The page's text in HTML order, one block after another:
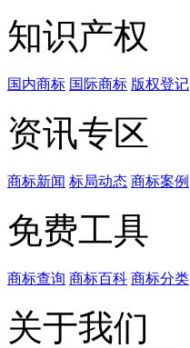
知识产权
国内商标 国际商标 版权登记
资讯专区
商标新闻 标局动态 商标案例
免费工具
商标查询 商标百科 商标分类
关于我们